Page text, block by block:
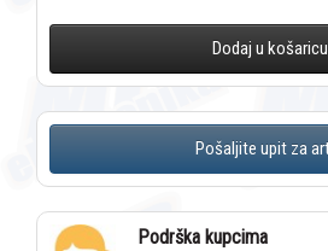
Dodaj u košaricu
Podrška kupcima